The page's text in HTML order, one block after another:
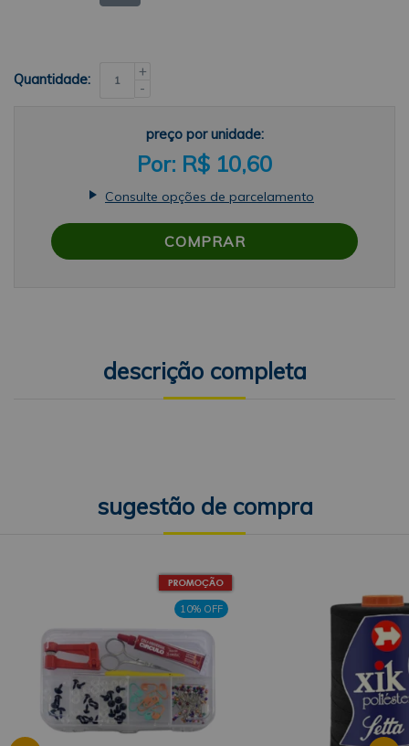
Quantidade:
+
-
preço por unidade:
R$ 10,60
Consulte opções de parcelamento
descrição completa
10% OFF